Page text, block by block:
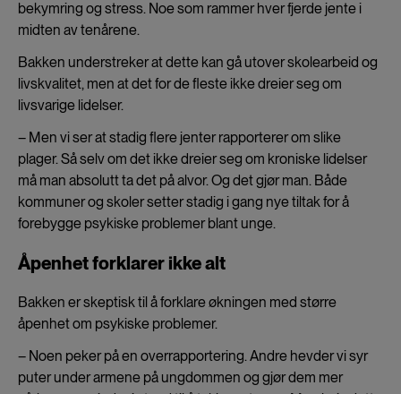
bekymring og stress. Noe som rammer hver fjerde jente i
midten av tenårene.
Bakken understreker at dette kan gå utover skolearbeid og
livskvalitet, men at det for de fleste ikke dreier seg om
livsvarige lidelser.
– Men vi ser at stadig flere jenter rapporterer om slike
plager. Så selv om det ikke dreier seg om kroniske lidelser
må man absolutt ta det på alvor. Og det gjør man. Både
kommuner og skoler setter stadig i gang nye tiltak for å
forebygge psykiske problemer blant unge.
Åpenhet forklarer ikke alt
Bakken er skeptisk til å forklare økningen med større
åpenhet om psykiske problemer.
– Noen peker på en overrapportering. Andre hevder vi syr
puter under armene på ungdommen og gjør dem mer